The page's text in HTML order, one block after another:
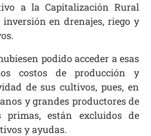
a la Capitalización Rural
en drenajes, riego y
podido acceder a esas
costos de producción y
de sus cultivos, pues, en
y grandes productores de
primas, están excluidos de
y ayudas.